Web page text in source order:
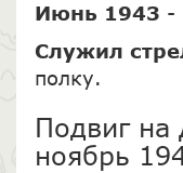
Июнь 1943 -
Служил
полку.
Подвиг на
ноябрь